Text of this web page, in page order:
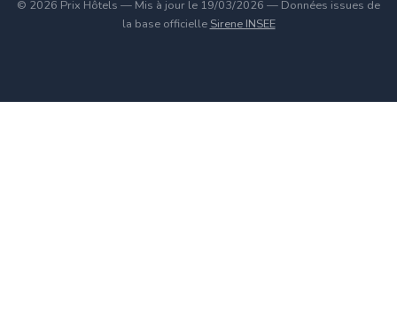
© 2026 Prix Hôtels — Mis à jour le 19/03/2026 — Données issues de
la base officielle Sirene INSEE